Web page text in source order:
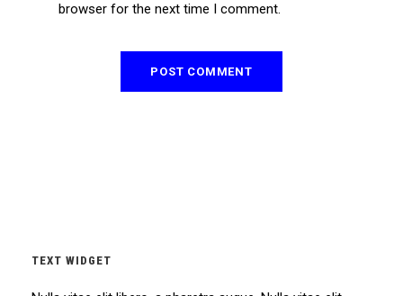
browser for the next time I comment.
TEXT WIDGET